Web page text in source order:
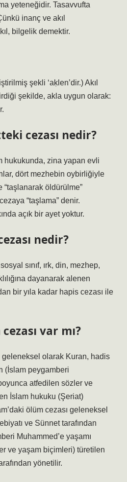
yeteneğidir. Tasavvufta
inanç ve akıl
bilgelik demektir.
şekilde, akla uygun olarak:
cezası nedir?
hukukunda, zina yapan evli
dört mezhebin oybirliğiyle
“taşlanarak öldürülme”
“taşlama” denir.
açık bir ayet yoktur.
nedir?
sınıf, ırk, din, mezhep,
dayanarak alenen
bir yıla kadar hapis cezası ile
var mı?
geleneksel olarak Kuran, hadis
(İslam peygamberi
atfedilen sözler ve
İslam hukuku (Şeriat)
ölüm cezası geleneksel
ve Sünnet tarafından
Muhammed’e yaşamı
ve yaşam biçimleri) türetilen
yönetilir.